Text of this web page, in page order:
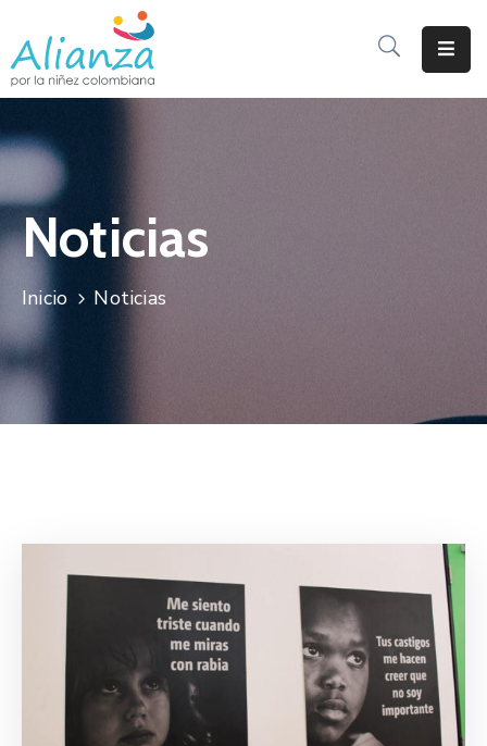
Inicio
La
Documentos
Parte
De
Alianza
Contáctanos
Noticias
Inicio Noticias